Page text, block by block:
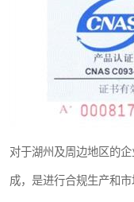
对于湖州及周边地区的
成，是进行合规生产和市